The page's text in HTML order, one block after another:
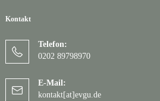
Kontakt
Telefon:
0202 89798970
E-Mail:
kontakt[at]evgu.de